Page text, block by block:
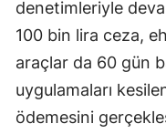
denetimleriyle
100 bin lira ceza,
araçlar da 60 gün
uygulamaları
ödemesini